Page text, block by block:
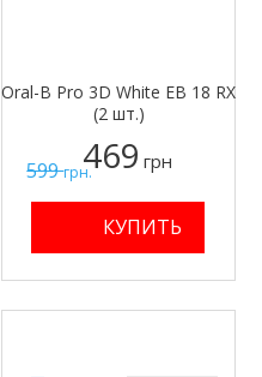
599грн.
Oral-B Pro 3D White EB 18 RX
(2 шт.)
469 грн